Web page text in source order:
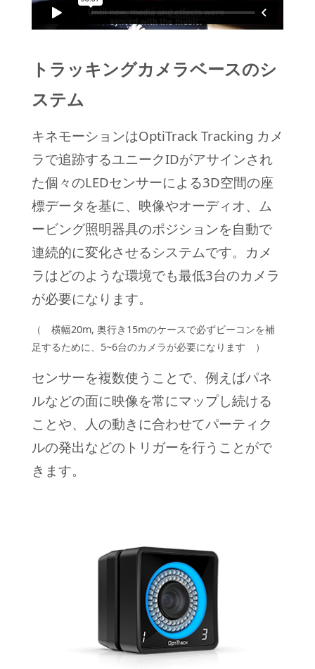
トラッキングカメラベースのシ
ステム
キネモーションはOptiTrack Tracking カメ
ラで追跡するユニークIDがアサインされ
た個々のLEDセンサーによる3D空間の座
標データを基に、映像やオーディオ、ム
ービング照明器具のポジションを自動で
連続的に変化させるシステムです。カメ
ラはどのような環境でも最低3台のカメラ
が必要になります。
（ 横幅20m, 奥行き15mのケースで必ずビーコンを補
足するために、5~6台のカメラが必要になります ）
センサーを複数使うことで、例えばパネ
ルなどの面に映像を常にマップし続ける
ことや、人の動きに合わせてパーティク
ルの発出などのトリガーを行うことがで
きます。